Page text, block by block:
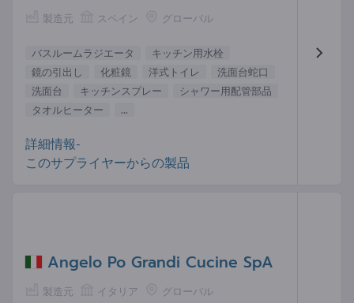
製造元 スペイン グローバル
バスルームラジエータ
キッチン用水栓
鏡の引出し
化粧鏡 洋式トイレ
洗面台蛇口
洗面台
キッチンスプレー
シャワー用配管部品
タオルヒーター
...
詳細情報-
このサプライヤーからの製品
Angelo Po Grandi Cucine SpA
製造元 イタリア グローバル